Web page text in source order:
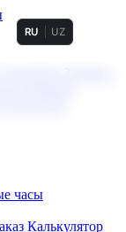
RU UZ
часы
Калькулятор